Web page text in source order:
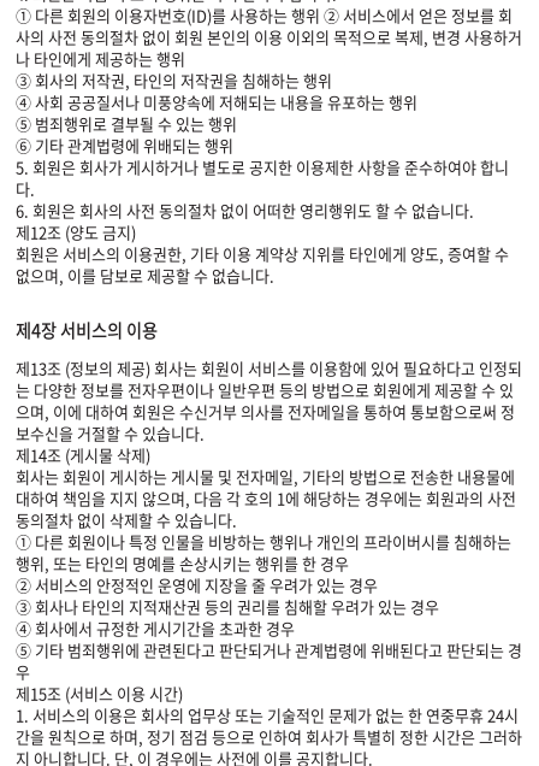
① 다른 회원의 이용자번호(ID)를 사용하는 행위 ② 서비스에서 얻은 정보를 회
사의 사전 동의절차 없이 회원 본인의 이용 이외의 목적으로 복제, 변경 사용하거
나 타인에게 제공하는 행위
③ 회사의 저작권, 타인의 저작권을 침해하는 행위
④ 사회 공공질서나 미풍양속에 저해되는 내용을 유포하는 행위
⑤ 범죄행위로 결부될 수 있는 행위
⑥ 기타 관계법령에 위배되는 행위
5. 회원은 회사가 게시하거나 별도로 공지한 이용제한 사항을 준수하여야 합니
다.
6. 회원은 회사의 사전 동의절차 없이 어떠한 영리행위도 할 수 없습니다.
제12조 (양도 금지)
회원은 서비스의 이용권한, 기타 이용 계약상 지위를 타인에게 양도, 증여할 수
없으며, 이를 담보로 제공할 수 없습니다.
제4장 서비스의 이용
제13조 (정보의 제공) 회사는 회원이 서비스를 이용함에 있어 필요하다고 인정되
는 다양한 정보를 전자우편이나 일반우편 등의 방법으로 회원에게 제공할 수 있
으며, 이에 대하여 회원은 수신거부 의사를 전자메일을 통하여 통보함으로써 정
보수신을 거절할 수 있습니다.
제14조 (게시물 삭제)
회사는 회원이 게시하는 게시물 및 전자메일, 기타의 방법으로 전송한 내용물에
대하여 책임을 지지 않으며, 다음 각 호의 1에 해당하는 경우에는 회원과의 사전
동의절차 없이 삭제할 수 있습니다.
① 다른 회원이나 특정 인물을 비방하는 행위나 개인의 프라이버시를 침해하는
행위, 또는 타인의 명예를 손상시키는 행위를 한 경우
② 서비스의 안정적인 운영에 지장을 줄 우려가 있는 경우
③ 회사나 타인의 지적재산권 등의 권리를 침해할 우려가 있는 경우
④ 회사에서 규정한 게시기간을 초과한 경우
⑤ 기타 범죄행위에 관련된다고 판단되거나 관계법령에 위배된다고 판단되는 경
우
제15조 (서비스 이용 시간)
1. 서비스의 이용은 회사의 업무상 또는 기술적인 문제가 없는 한 연중무휴 24시
간을 원칙으로 하며, 정기 점검 등으로 인하여 회사가 특별히 정한 시간은 그러하
지 아니합니다. 단, 이 경우에는 사전에 이를 공지합니다.